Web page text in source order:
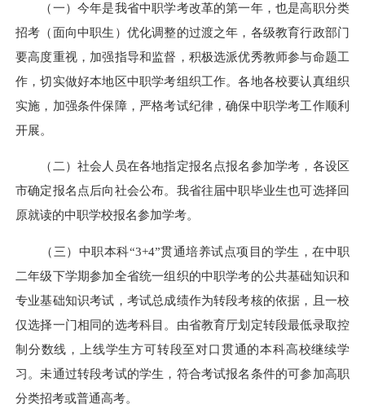
（一）今年是我省中职学考改革的第一年，也是高职分类
招考（面向中职生）优化调整的过渡之年，各级教育行政部门
要高度重视，加强指导和监督，积极选派优秀教师参与命题工
作，切实做好本地区中职学考组织工作。各地各校要认真组织
实施，加强条件保障，严格考试纪律，确保中职学考工作顺利
开展。
（二）社会人员在各地指定报名点报名参加学考，各设区
市确定报名点后向社会公布。我省往届中职毕业生也可选择回
原就读的中职学校报名参加学考。
（三）中职本科“3+4”贯通培养试点项目的学生，在中职
二年级下学期参加全省统一组织的中职学考的公共基础知识和
专业基础知识考试，考试总成绩作为转段考核的依据，且一校
仅选择一门相同的选考科目。由省教育厅划定转段最低录取控
制分数线，上线学生方可转段至对口贯通的本科高校继续学
习。未通过转段考试的学生，符合考试报名条件的可参加高职
分类招考或普通高考。